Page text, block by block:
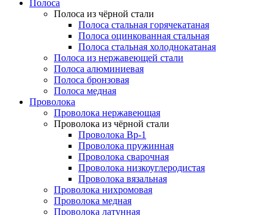
Полоса
Полоса из чёрной стали
Полоса стальная горячекатаная
Полоса оцинкованная стальная
Полоса стальная холоднокатаная
Полоса из нержавеющей стали
Полоса алюминиевая
Полоса бронзовая
Полоса медная
Проволока
Проволока нержавеющая
Проволока из чёрной стали
Проволока Вр-1
Проволока пружинная
Проволока сварочная
Проволока низкоуглеродистая
Проволока вязальная
Проволока нихромовая
Проволока медная
Проволока латунная